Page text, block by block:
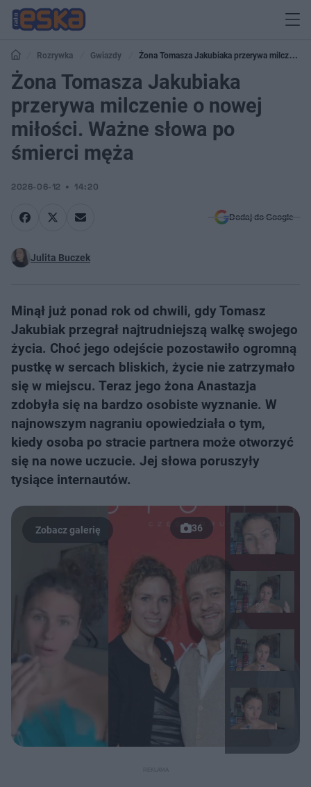
Rozrywka Gwiazdy
Żona Tomasza Jakubiaka przerywa milczenie
o nowej miłości. Ważne słowa po śmierci męża
Żona Tomasza Jakubiaka
przerywa milczenie o nowej
miłości. Ważne słowa po
śmierci męża
2026-06-12 14:20
Dodaj do Google
Julita Buczek
Minął już ponad rok od chwili, gdy Tomasz
Jakubiak przegrał najtrudniejszą walkę swojego
życia. Choć jego odejście pozostawiło ogromną
pustkę w sercach bliskich, życie nie zatrzymało
się w miejscu. Teraz jego żona Anastazja
zdobyła się na bardzo osobiste wyznanie. W
najnowszym nagraniu opowiedziała o tym,
kiedy osoba po stracie partnera może otworzyć
się na nowe uczucie. Jej słowa poruszyły
tysiące internautów.
36